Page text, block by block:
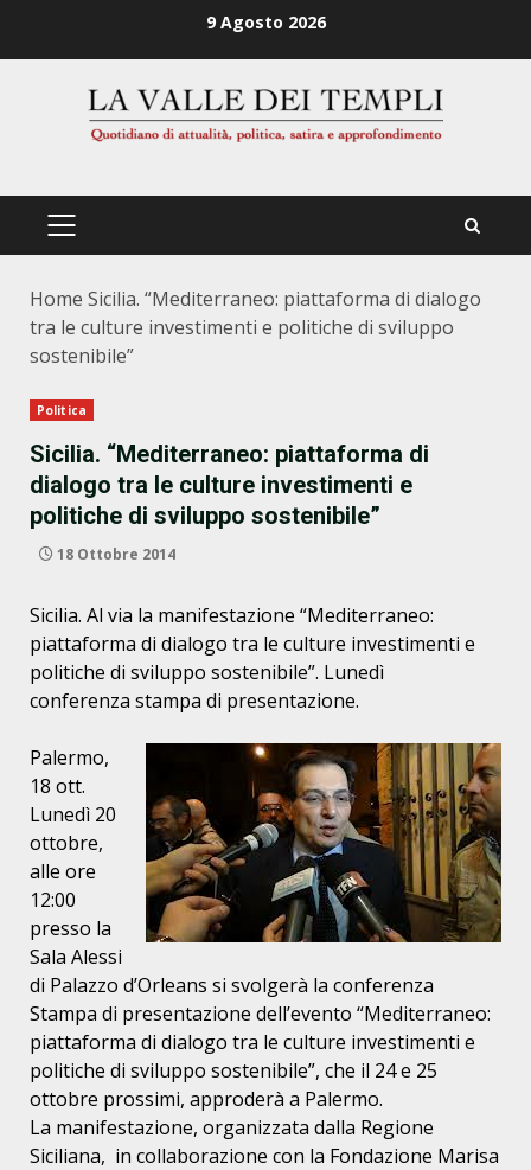
9 Agosto 2026
PRIMÄRES
Home Sicilia. “Mediterraneo: piattaforma di dialogo
tra le culture investimenti e politiche di sviluppo
sostenibile”
Politica
Sicilia. “Mediterraneo: piattaforma di
dialogo tra le culture investimenti e
politiche di sviluppo sostenibile”
18 Ottobre 2014
Sicilia. Al via la manifestazione “Mediterraneo:
piattaforma di dialogo tra le culture investimenti e
politiche di sviluppo sostenibile”. Lunedì
conferenza stampa di presentazione.
Palermo,
18 ott.
Lunedì 20
ottobre,
alle ore
12:00
presso la
Sala Alessi
di Palazzo d’Orleans si svolgerà la conferenza
Stampa di presentazione dell’evento “Mediterraneo:
piattaforma di dialogo tra le culture investimenti e
politiche di sviluppo sostenibile”, che il 24 e 25
ottobre prossimi, approderà a Palermo.
La manifestazione, organizzata dalla Regione
Siciliana, in collaborazione con la Fondazione Marisa